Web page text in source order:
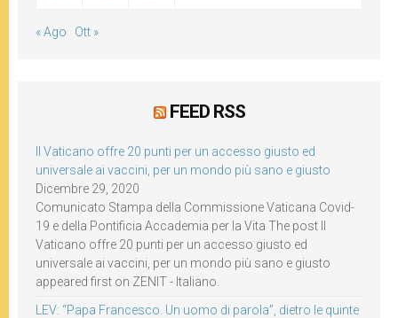
« Ago Ott »
FEED RSS
Il Vaticano offre 20 punti per un accesso giusto ed
universale ai vaccini, per un mondo più sano e giusto
Dicembre 29, 2020
Comunicato Stampa della Commissione Vaticana Covid-
19 e della Pontificia Accademia per la Vita The post Il
Vaticano offre 20 punti per un accesso giusto ed
universale ai vaccini, per un mondo più sano e giusto
appeared first on ZENIT - Italiano.
LEV: “Papa Francesco. Un uomo di parola”, dietro le quinte